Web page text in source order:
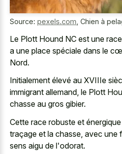
Source: pexels.com Chien à
Le Plott Hound NC est une
a une place spéciale dans le
Nord.
Initialement élevé au XVIIIe
immigrant allemand, le Plott
chasse au gros gibier.
Cette race robuste et
traçage et la chasse, avec une
sens aigu de l'odorat.